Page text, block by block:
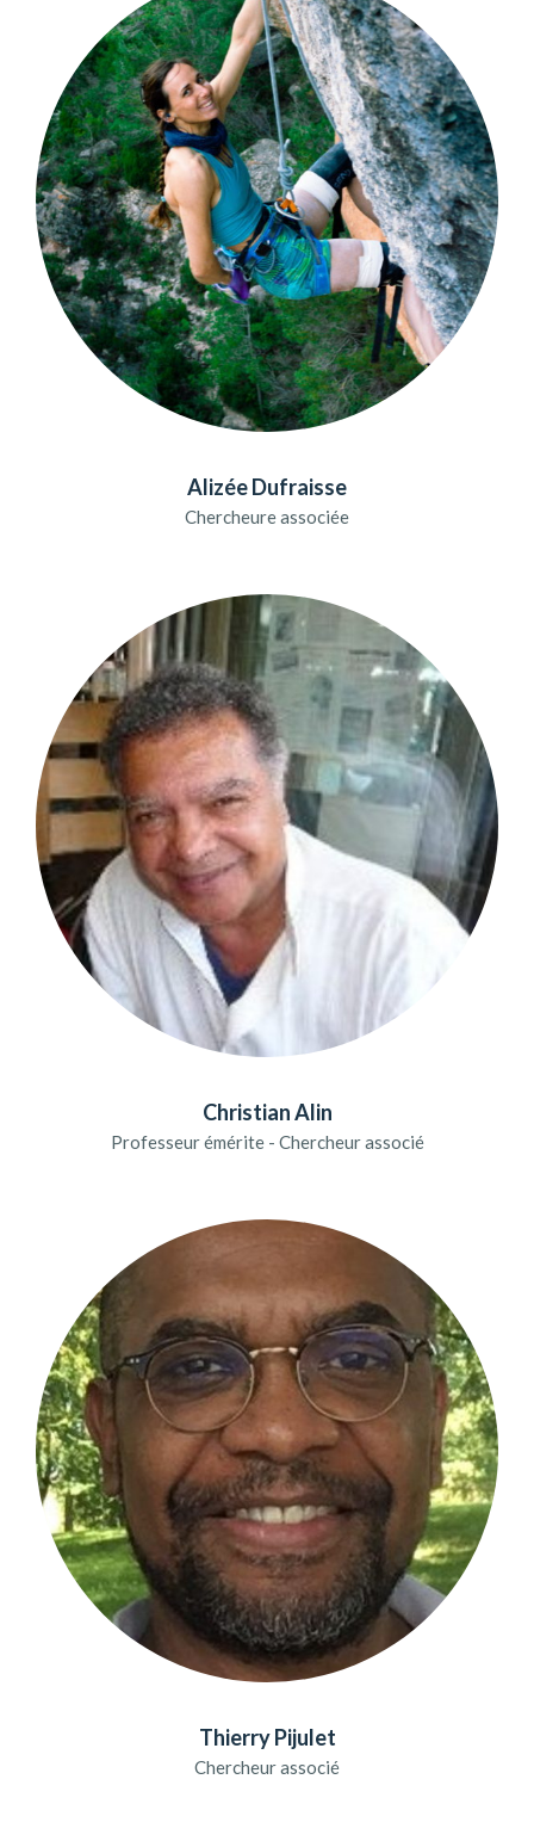
Alizée Dufraisse
Chercheure associée
Christian Alin
Professeur émérite - Chercheur associé
Thierry Pijulet
Chercheur associé